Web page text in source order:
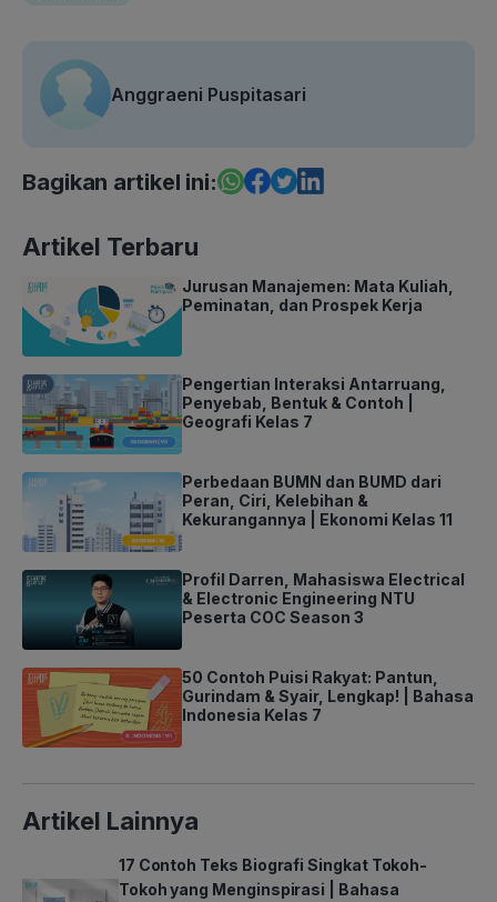
Anggraeni Puspitasari
Bagikan artikel ini:
Artikel Terbaru
Jurusan Manajemen: Mata Kuliah,
Peminatan, dan Prospek Kerja
Pengertian Interaksi Antarruang,
Penyebab, Bentuk & Contoh |
Geografi Kelas 7
Perbedaan BUMN dan BUMD dari
Peran, Ciri, Kelebihan &
Kekurangannya | Ekonomi Kelas 11
Profil Darren, Mahasiswa Electrical
& Electronic Engineering NTU
Peserta COC Season 3
50 Contoh Puisi Rakyat: Pantun,
Gurindam & Syair, Lengkap! | Bahasa
Indonesia Kelas 7
Artikel Lainnya
17 Contoh Teks Biografi Singkat Tokoh-
Tokoh yang Menginspirasi | Bahasa